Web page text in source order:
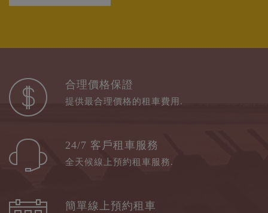
合理價格保證
提供最合理價格的租車費用.
24/7 客戶租車服務
全天候線上預約租車服務.
簡單線上預約租車